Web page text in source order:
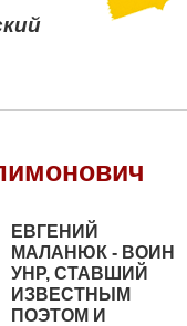
ЕВГЕНИЙ
МАЛАНЮК - ВОИН
УНР, СТАВШИЙ
ИЗВЕСТНЫМ
ПОЭТОМ И